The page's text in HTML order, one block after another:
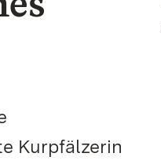
Kurpfälzerin